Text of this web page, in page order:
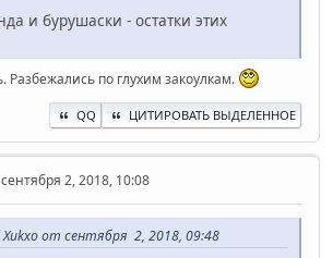
и бурушаски - остатки этих
Разбежались по глухим закоулкам.
QQ ЦИТИРОВАТЬ ВЫДЕЛЕННОЕ
2, 2018, 10:08
от сентября 2, 2018, 09:48